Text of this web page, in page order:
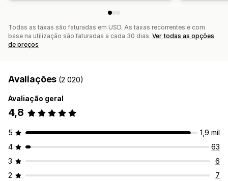
Automatizações
Geolocalização
Segmentação Etiquetagem Rastreio
Relatórios Análise de dados Testes A/B API e webhooks
Todas as taxas são faturadas em USD. As taxas recorrentes e com
base na utilização são faturadas a cada 30 dias. Ver todas as opções
de preços
Avaliações (2 020)
Avaliação geral
4,8
5
1,9 mil
4
63
3
6
2
7